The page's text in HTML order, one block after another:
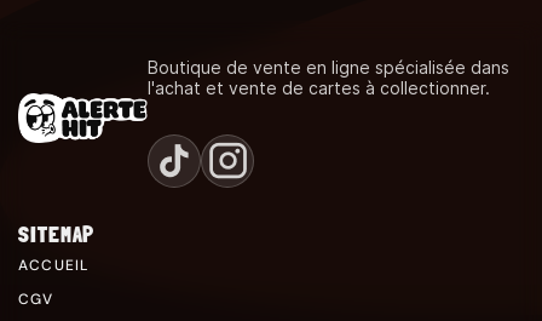
Boutique de vente en ligne spécialisée dans
l'achat et vente de cartes à collectionner.
SITEMAP
ACCUEIL
CGV